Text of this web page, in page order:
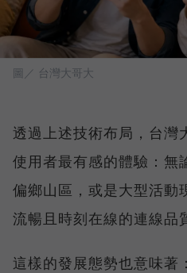
圖／ 台灣大哥大
透過上述技術布局，台灣
使用者最有感的體驗：無
偏鄉山區，或是大型活動
流暢且時刻在線的連線品
這樣的發展態勢也意味著